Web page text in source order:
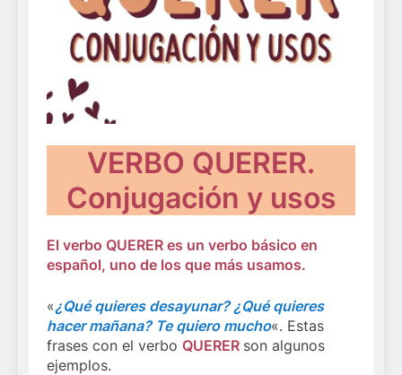
VERBO QUERER.
Conjugación y usos
El verbo QUERER es un verbo básico en
español, uno de los que más usamos.
«¿Qué quieres desayunar? ¿Qué quieres
hacer mañana? Te quiero mucho«. Estas
frases con el verbo QUERER son algunos
ejemplos.